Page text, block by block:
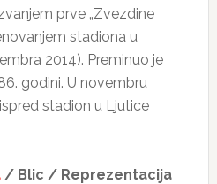
prve „Zvezdine
stadiona u
2014). Preminuo je
godini. U novembru
stadion u Ljutice
/ Blic / Reprezentacija